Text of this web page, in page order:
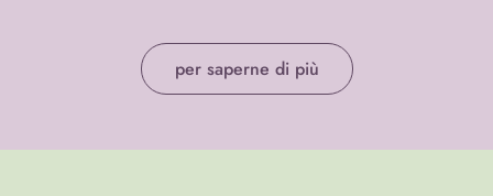
per saperne di più